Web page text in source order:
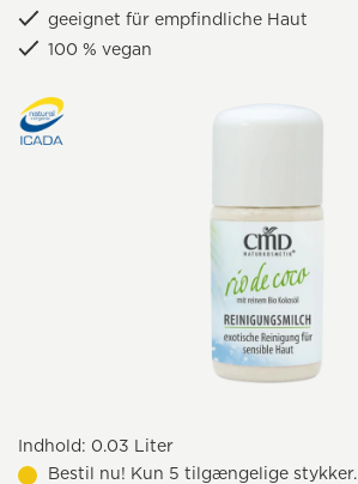
geeignet für empfindliche Haut
100 % vegan
Indhold: 0.03 Liter
Bestil nu! Kun 5 tilgængelige stykker.